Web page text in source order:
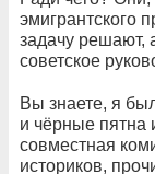
эмигрантского
задачу решают,
советское
Вы знаете, я
и чёрные пятна
совместная
историков,